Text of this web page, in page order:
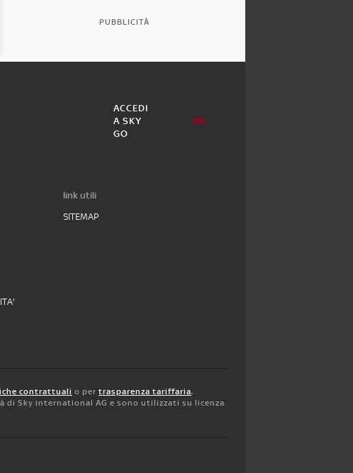
PUBBLICITÀ
ACCEDI
A SKY
GO
link utili
SITEMAP
contrattuali o per trasparenza tariffaria,
Sky international AG e sono utilizzati su licenza.